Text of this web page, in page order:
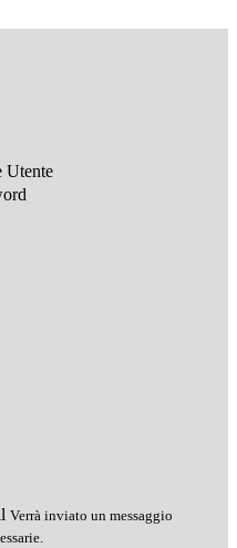
Utente
Verrà inviato un messaggio